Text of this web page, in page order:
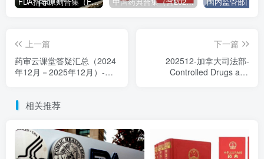
上一篇
药审云课堂答疑汇总（2024
年12月－2025年12月）-转
下一篇
202512-加拿大司法部-
Controlled Drugs and
相关推荐